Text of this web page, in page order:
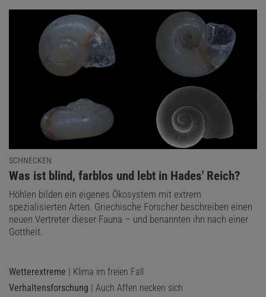
SCHNECKEN
:
Was ist blind, farblos und lebt in Hades' Reich?
Höhlen bilden ein eigenes Ökosystem mit extrem
spezialisierten Arten. Griechische Forscher beschreiben einen
neuen Vertreter dieser Fauna – und benannten ihn nach einer
Gottheit.
Wetterextreme | Klima im freien Fall
Verhaltensforschung | Auch Affen necken sich